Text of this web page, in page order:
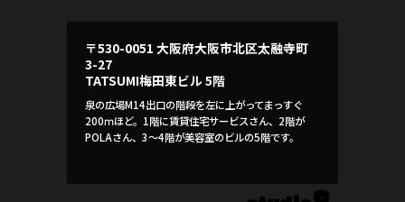
〒530-0051 大阪府大阪市北区太融寺町
3-27
TATSUMI梅田東ビル 5階
泉の広場M14出口の階段を左に上がってまっすぐ
200ｍほど。1階に賃貸住宅サービスさん、2階が
POLAさん、3～4階が美容室のビルの5階です。